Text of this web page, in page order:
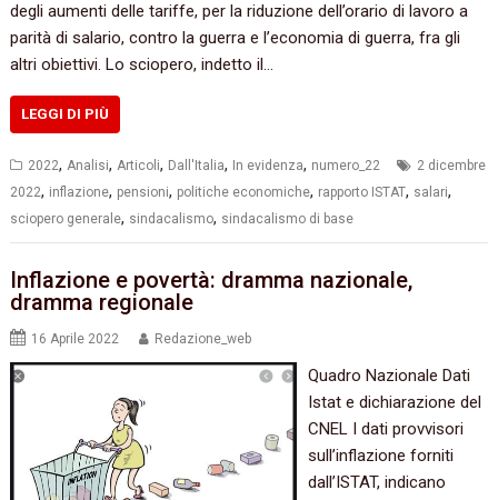
degli aumenti delle tariffe, per la riduzione dell’orario di lavoro a
parità di salario, contro la guerra e l’economia di guerra, fra gli
altri obiettivi. Lo sciopero, indetto il…
LEGGI DI PIÙ
2022,Analisi,Articoli, Dall'Italia, In evidenza, numero_22
2 dicembre
2022, inflazione, pensioni, politiche economiche, rapporto ISTAT, salari,
sciopero generale, sindacalismo, sindacalismo di base
Inflazione e povertà: dramma nazionale,
dramma regionale
16 Aprile 2022 Redazione_web
Quadro Nazionale Dati
Istat e dichiarazione del
CNEL I dati provvisori
sull’inflazione forniti
dall’ISTAT, indicano